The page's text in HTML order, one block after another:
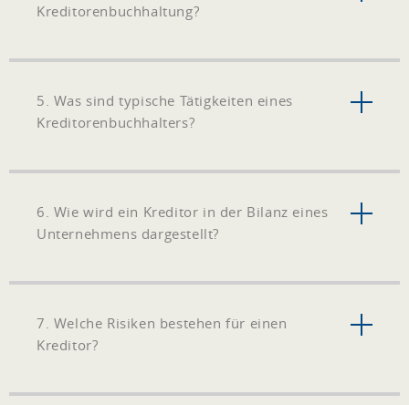
Kreditorenbuchhaltung?
5. Was sind typische Tätigkeiten eines
Kreditorenbuchhalters?
6. Wie wird ein Kreditor in der Bilanz eines
Unternehmens dargestellt?
7. Welche Risiken bestehen für einen
Kreditor?